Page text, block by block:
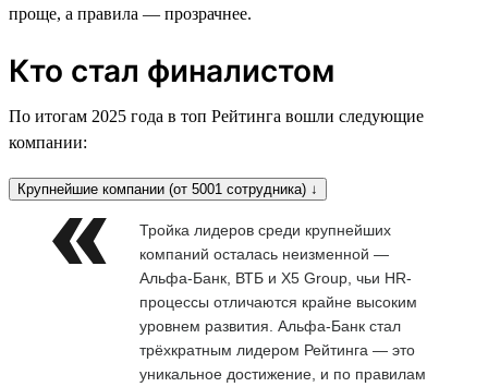
проще, а правила — прозрачнее.
Кто стал финалистом
По итогам 2025 года в топ Рейтинга вошли следующие
компании:
Крупнейшие компании (от 5001 сотрудника) ↓
Тройка лидеров среди крупнейших
компаний осталась неизменной —
Альфа-Банк, ВТБ и X5 Group, чьи HR-
процессы отличаются крайне высоким
уровнем развития. Альфа-Банк стал
трёхкратным лидером Рейтинга — это
уникальное достижение, и по правилам